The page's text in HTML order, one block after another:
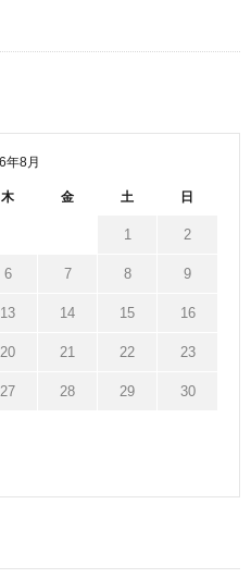
年8月
木 金 土 日
1 2
6 7 8 9
13 14 15 16
20 21 22 23
27 28 29 30